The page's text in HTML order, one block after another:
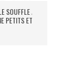
SOUFFLE AU
PETITS ET